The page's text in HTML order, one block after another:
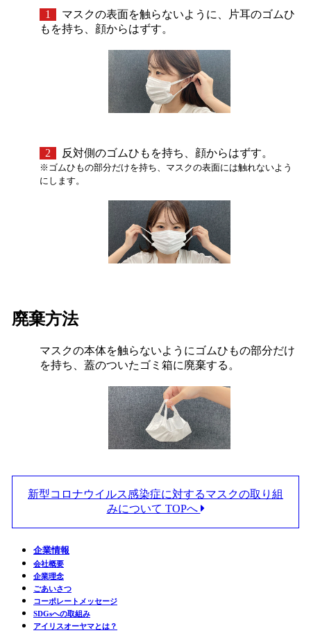
1
マスクの表面を触らないように、片耳のゴムひ
もを持ち、顔からはずす。
2 反対側のゴムひもを持ち、顔からはずす。
※ゴムひもの部分だけを持ち、マスクの表面には触れないよう
にします。
廃棄方法
マスクの本体を触らないようにゴムひもの部分だけ
を持ち、蓋のついたゴミ箱に廃棄する。
新型コロナウイルス感染症に対するマスクの取り組
みについて TOPへ
企業情報
会社概要
企業理念
ごあいさつ
コーポレートメッセージ
SDGsへの取組み
アイリスオーヤマとは？